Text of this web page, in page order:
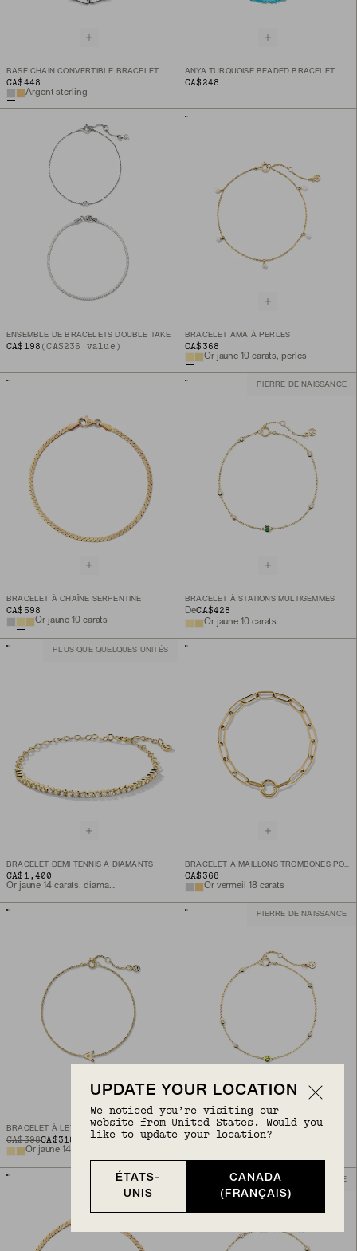
BASE CHAIN CONVERTIBLE BRACELET
CA$448
Argent sterling
ANYA TURQUOISE BEADED BRACELET
CA$248
ENSEMBLE DE BRACELETS DOUBLE TAKE
CA$198 (CA$236 value)
BRACELET AMA À PERLES
CA$368
Or jaune 10 carats, perles
BRACELET À CHAÎNE SERPENTINE
CA$598
Or jaune 10 carats
PIERRE DE NAISSANCE
BRACELET À STATIONS MULTIGEMMES
DeCA$428
Or jaune 10 carats
PLUS QUE QUELQUES UNITÉS
BRACELET DEMI TENNIS À DIAMANTS
CA$1,400
Or jaune 14 carats, diamant naturel
BRACELET À MAILLONS TROMBONES POUR BRELOQUES
CA$368
Or vermeil 18 carats
BRACELET À LETTRE
ORIGINAL PRICE
CA$398
SALE PRICECA$318.40 20 % De Rabais
Or jaune 14 carats
PIERRE DE NAISSANCE
BRACELET À STATIONS MULTIGEMMES
De CA$428
PIERRE DE NAISSANCE
UPDATE YOUR LOCATION
We noticed you’re visiting our
website from United States. Would you
like to update your location?
ÉTATS-
UNIS
CANADA
(FRANÇAIS)